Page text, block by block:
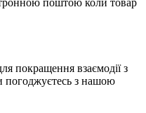
покращення взаємодії з
погоджуєтесь з нашою